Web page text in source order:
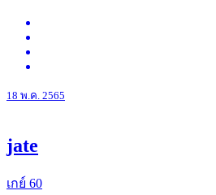
18 พ.ค. 2565
jate
เกย์ 60